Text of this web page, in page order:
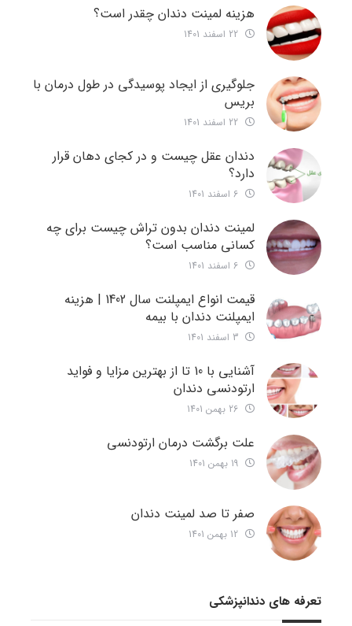
هزینه لمینت دندان چقدر است؟
جلوگیری از ایجاد پوسیدگی در طول درمان با
بریس
دندان عقل چیست و در کجای دهان قرار
دارد؟
لمینت دندان بدون تراش چیست برای چه
کسانی مناسب است؟
قیمت انواع ایمپلنت سال 1402 | هزینه
ایمپلنت دندان با بیمه
آشنایی با 10 تا از بهترین مزایا و فواید
ارتودنسی دندان
علت برگشت درمان ارتودنسی
صفر تا صد لمینت دندان
تعرفه های دندانپزشکی